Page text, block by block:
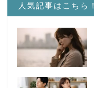
人気記事はこちら！